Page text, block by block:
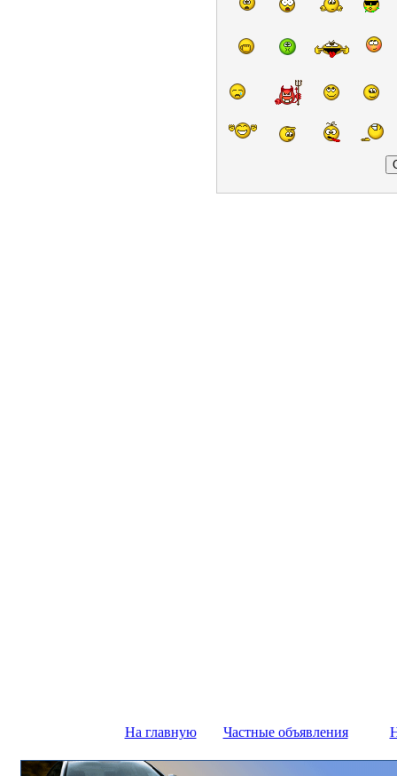
На главную Частные объявления